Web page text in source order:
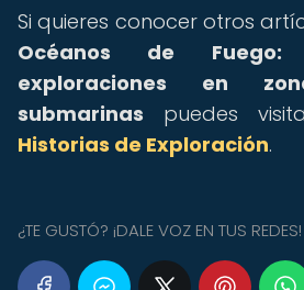
Si quieres conocer otros
Océanos de
exploraciones en
submarinas puedes
Historias de Exploración.
¿TE GUSTÓ? ¡DALE VOZ EN TUS REDES!